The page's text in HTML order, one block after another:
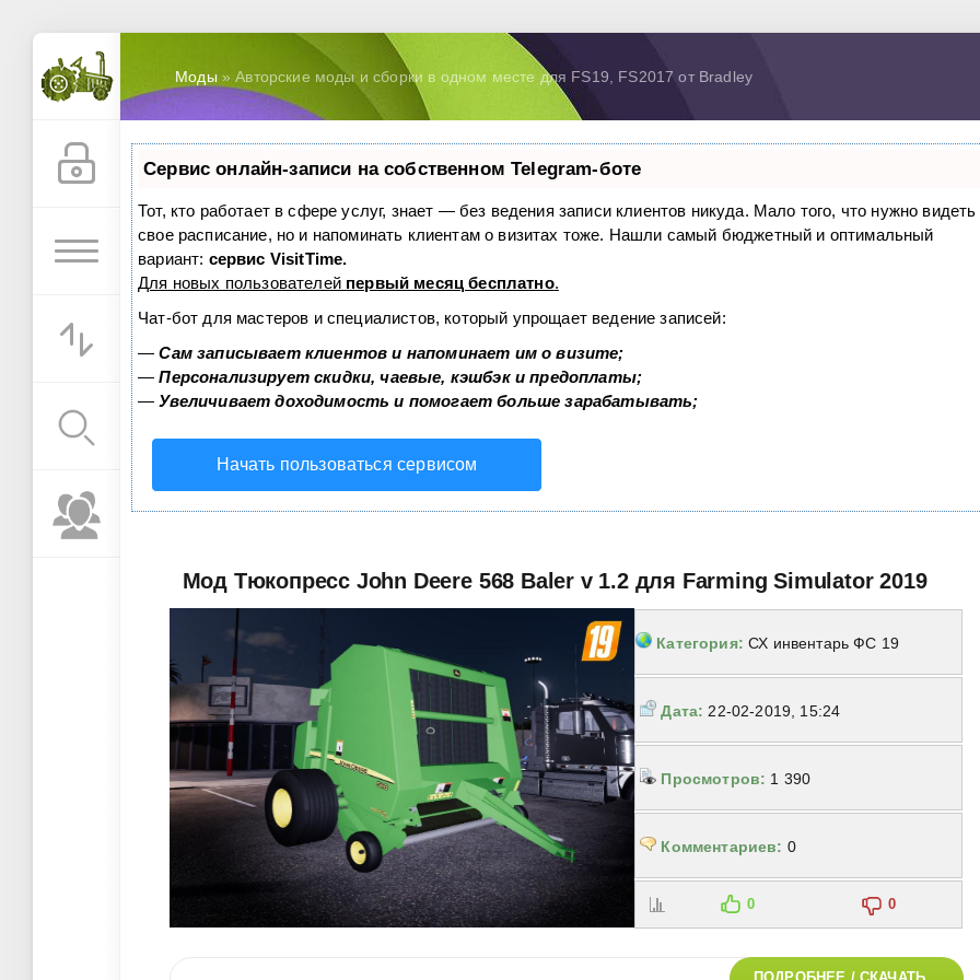
Моды» Авторские моды и сборки в одном месте для FS19, FS2017 от Bradley
Сервис онлайн-записи на собственном Telegram-боте
Тот, кто работает в сфере услуг, знает — без ведения записи клиентов никуда. Мало того, что нужно видеть
свое расписание, но и напоминать клиентам о визитах тоже. Нашли самый бюджетный и оптимальный
вариант: сервис VisitTime.
Для новых пользователей первый месяц бесплатно.
Чат-бот для мастеров и специалистов, который упрощает ведение записей:
—Сам записывает клиентов и напоминает им о визите;
—Персонализирует скидки, чаевые, кэшбэк и предоплаты;
—Увеличивает доходимость и помогает больше зарабатывать;
Начать пользоваться сервисом
Мод Тюкопресс John Deere 568 Baler v 1.2 для Farming Simulator 2019
Категория: СХ инвентарь ФС 19
Дата: 22-02-2019, 15:24
Просмотров: 1 390
Комментариев: 0
0 0